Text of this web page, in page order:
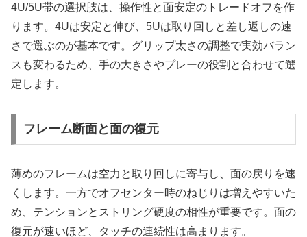
4U/5U帯の選択肢は、操作性と面安定のトレードオフを作
ります。4Uは安定と伸び、5Uは取り回しと差し返しの速
さで選ぶのが基本です。グリップ太さの調整で実効バラン
スも変わるため、手の大きさやプレーの役割と合わせて選
定します。
フレーム断面と面の復元
薄めのフレームは空力と取り回しに寄与し、面の戻りを速
くします。一方でオフセンター時のねじりは増えやすいた
め、テンションとストリング硬度の相性が重要です。面の
復元が速いほど、タッチの連続性は高まります。